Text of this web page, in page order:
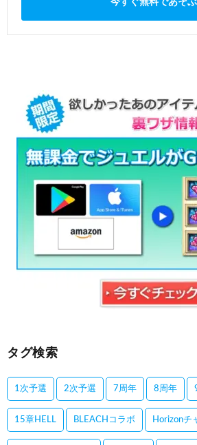
タグ検索
1次予選 2次予選 7周年 8周年
15章HELL BLEACHコラボ Horizonチ